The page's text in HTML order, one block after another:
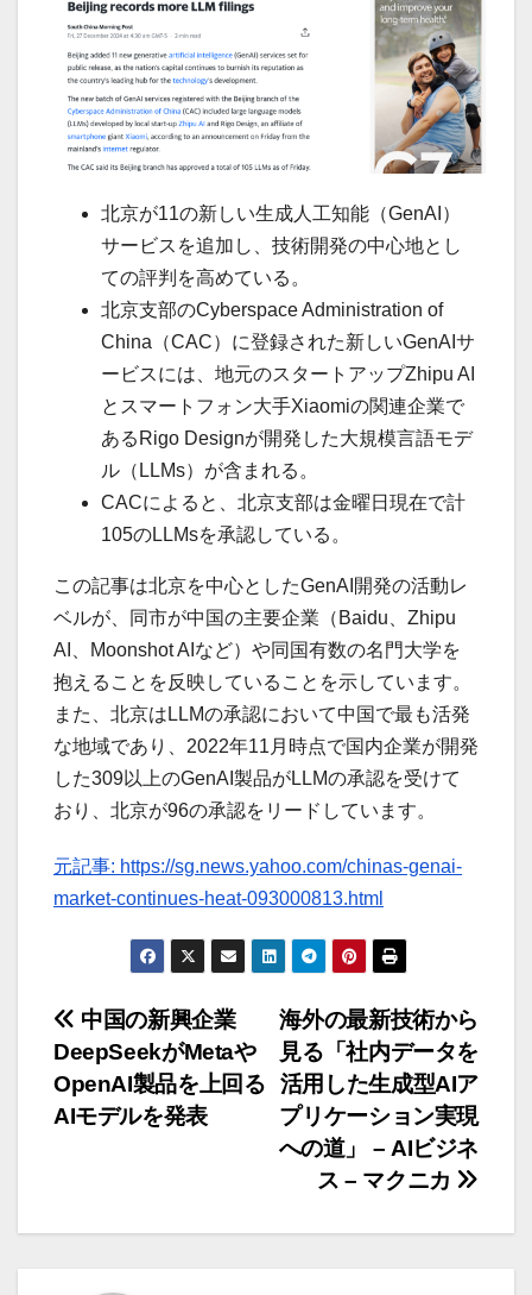
北京が11の新しい生成人工知能（GenAI）
サービスを追加し、技術開発の中心地とし
ての評判を高めている。
北京支部のCyberspace Administration of
China（CAC）に登録された新しいGenAIサ
ービスには、地元のスタートアップZhipu AI
とスマートフォン大手Xiaomiの関連企業で
あるRigo Designが開発した大規模言語モデ
ル（LLMs）が含まれる。
CACによると、北京支部は金曜日現在で計
105のLLMsを承認している。
この記事は北京を中心としたGenAI開発の活動レ
ベルが、同市が中国の主要企業（Baidu、Zhipu
AI、Moonshot AIなど）や同国有数の名門大学を
抱えることを反映していることを示しています。
また、北京はLLMの承認において中国で最も活発
な地域であり、2022年11月時点で国内企業が開発
した309以上のGenAI製品がLLMの承認を受けて
おり、北京が96の承認をリードしています。
元記事: https://sg.news.yahoo.com/chinas-genai-
market-continues-heat-093000813.html
投
稿
ナ
ゲ
海外の最新技術から
見る「社内データを
活用した生成型AIア
プリケーション実現
への道」 – AIビジネ
ス – マクニカ
中国の新興企業
DeepSeekがMetaや
OpenAI製品を上回る
AIモデルを発表